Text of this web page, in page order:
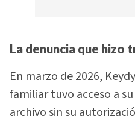
La denuncia que hizo
En marzo de 2026,
familiar tuvo acceso a
archivo sin su